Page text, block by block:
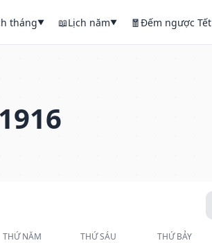
tháng▼ 📖Lịch năm▼ 🧧Đếm ngược Tết
THỨ NĂM THỨ SÁU THỨ BẢY